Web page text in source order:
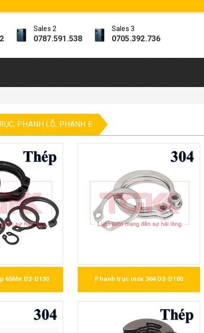
Sales 2
0787.591.538
Sales 3
0705.392.736
PHANH LỖ, PHANH E
65Mn D3-D130 Phanh trục inox 304 D3-D100